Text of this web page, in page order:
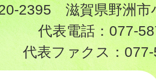
2395 滋賀県野洲市
代表電話： 077-
代表ファクス：